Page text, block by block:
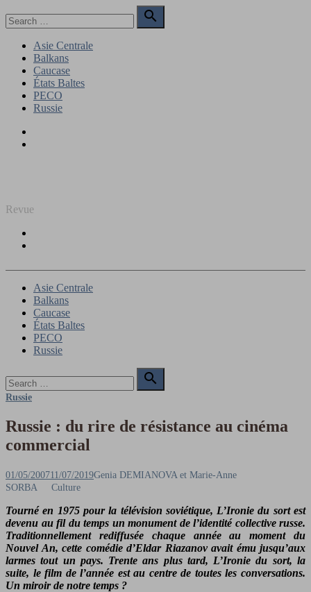
to
for:

Search
Asie Centrale
Balkans
Caucase
États Baltes
PECO
Russie
Revue
Asie Centrale
Balkans
Caucase
États Baltes
PECO
Russie
for:

Search
Russie
Russie : du rire de résistance au cinéma
commercial
Posted
on
01/05/200711/07/2019Author
Genia DEMIANOVA et Marie-Anne
SORBA
Culture
Tourné en 1975 pour la télévision soviétique, L’Ironie du sort est
devenu au fil du temps un monument de l’identité collective russe.
Traditionnellement rediffusée chaque année au moment du
Nouvel An, cette comédie d’Eldar Riazanov avait ému jusqu’aux
larmes tout un pays. Trente ans plus tard, L’Ironie du sort, la
suite, le film de l’année est au centre de toutes les conversations.
Un miroir de notre temps ?